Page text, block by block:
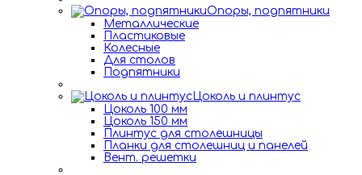
Опоры, подпятники
Металлические
Пластиковые
Колесные
Для столов
Подпятники
Цоколь и плинтус
Цоколь 100 мм
Цоколь 150 мм
Плинтус для столешницы
Планки для столешниц и панелей
Вент. решетки